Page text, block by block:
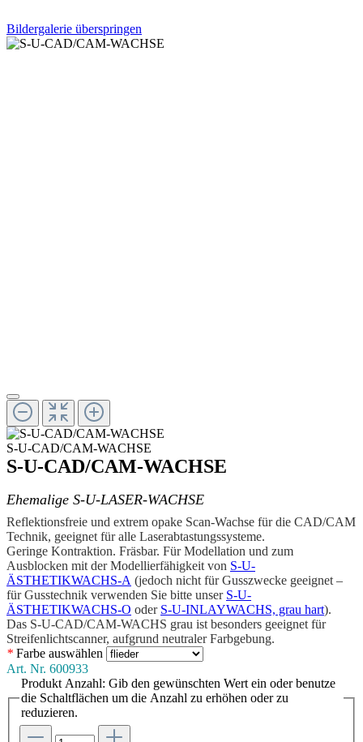
Bildergalerie überspringen
S-U-CAD/CAM-WACHSE
S-U-CAD/CAM-WACHSE
Ehemalige S-U-LASER-WACHSE
Reflektionsfreie und extrem opake Scan-Wachse für die CAD/CAM
Technik, geeignet für alle Laserabtastungs­systeme.
Geringe Kontraktion. Fräsbar. Für Modellation und zum
Ausblocken mit der Modellierfähigkeit von S-U-
ÄSTHETIKWACHS-A (jedoch nicht für Gusszwecke geeignet –
für Gusstechnik verwenden Sie bitte unser S-U-
ÄSTHETIKWACHS-O oder S-U-INLAYWACHS, grau hart).
Das S-U-CAD/CAM-WACHS grau ist besonders geeignet für
Streifenlichtscanner, aufgrund neutraler Farbgebung.
* Farbe auswählen
Art. Nr. 600933
Produkt Anzahl: Gib den gewünschten Wert ein oder benutze
die Schaltflächen um die Anzahl zu erhöhen oder zu
reduzieren.